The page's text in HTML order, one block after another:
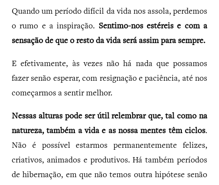
Quando um período difícil da vida nos assola, perdemos
o rumo e a inspiração. Sentimo-nos estéreis e com a
sensação de que o resto da vida será assim para sempre.
E efetivamente, às vezes não há nada que possamos
fazer senão esperar, com resignação e paciência, até nos
começarmos a sentir melhor.
Nessas alturas pode ser útil relembrar que, tal como na
natureza, também a vida e as nossa mentes têm ciclos.
Não é possível estarmos permanentemente felizes,
criativos, animados e produtivos. Há também períodos
de hibernação, em que não temos outra hipótese senão